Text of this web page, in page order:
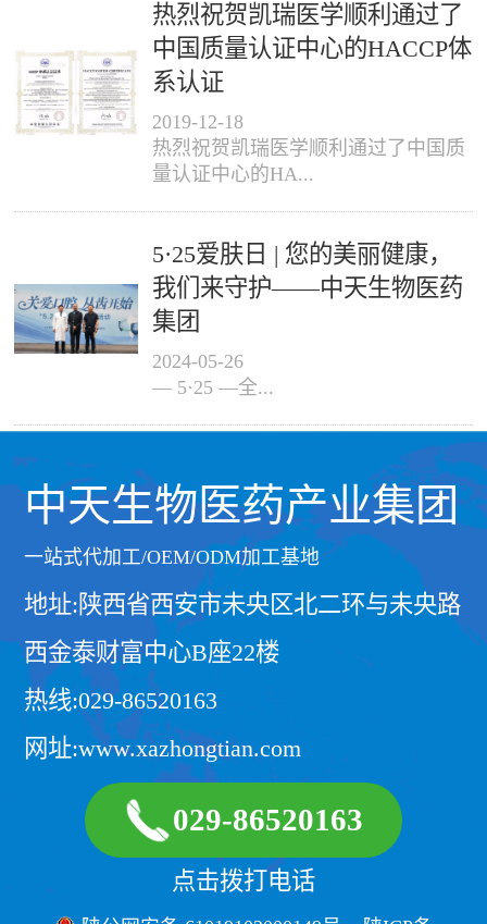
热烈祝贺凯瑞医学顺利通过了
中国质量认证中心的HACCP体
系认证
2019-12-18
热烈祝贺凯瑞医学顺利通过了中国质
量认证中心的HA...
5·25爱肤日 | 您的美丽健康，
我们来守护——中天生物医药
集团
2024-05-26
— 5·25 —全...
中天生物医药产业集团
一站式代加工/OEM/ODM加工基地
地址:陕西省西安市未央区北二环与未央路
西金泰财富中心B座22楼
热线:029-86520163
网址:www.xazhongtian.com
029-86520163
点击拨打电话